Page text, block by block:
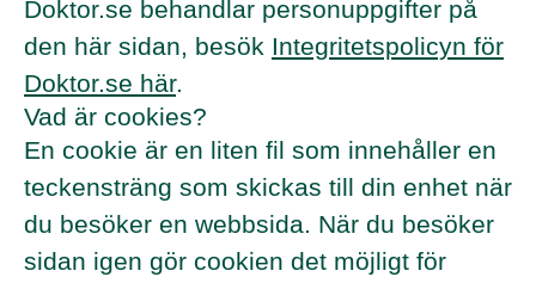
Doktor.se behandlar personuppgifter på
den här sidan, besök Integritetspolicyn för
Doktor.se här.
Vad är cookies?
En cookie är en liten fil som innehåller en
teckensträng som skickas till din enhet när
du besöker en webbsida. När du besöker
sidan igen gör cookien det möjligt för